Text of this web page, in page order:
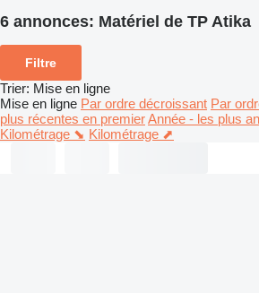
6 annonces: Matériel de TP Atika
Filtre
Trier: Mise en ligne
Mise en ligne Par ordre décroissant Par
plus récentes en premierAnnée - les plus
Kilométrage ⬊ Kilométrage ⬈